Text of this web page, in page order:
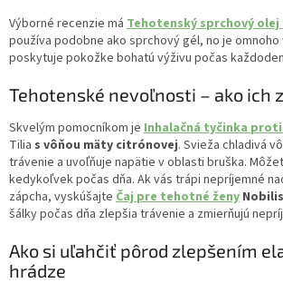
Výborné recenzie má Tehotenský sprchový olej
používa podobne ako sprchový gél, no je omnoho
poskytuje pokožke bohatú výživu počas
Tehotenské nevoľnosti – ako ich
Skvelým pomocníkom je Inhalačná tyčinka
Tilia s vôňou mäty citrónovej. Svieža chladivá
trávenie a uvoľňuje napätie v oblasti bruška.
kedykoľvek počas dňa. Ak vás trápi nepríjemné
zápcha, vyskúšajte Čaj pre tehotné ženy
šálky počas dňa zlepšia trávenie a zmierňujú
Ako si uľahčiť pôrod zlepšením
hrádze